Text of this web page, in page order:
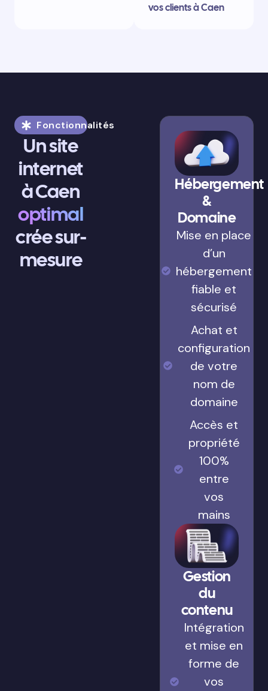
vos clients à Caen
Fonctionnalités
Un site
internet
à Caen
optimal
crée sur-
mesure
Hébergement
&
Domaine
Mise en place
d’un
hébergement
fiable et
sécurisé
Achat et
configuration
de votre
nom de
domaine
Accès et
propriété
100%
entre
vos
mains
Gestion
du
contenu
Intégration
et mise en
forme de
vos